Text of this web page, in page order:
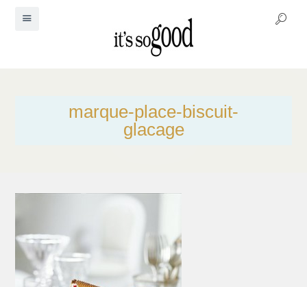
marque-place-biscuit-
glacage